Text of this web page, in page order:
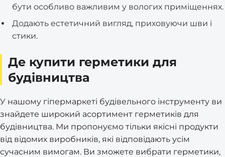
бути особливо важливим у вологих приміщеннях.
Додають естетичний вигляд, приховуючи шви і
стики.
Де купити герметики для
будівництва
У нашому гіпермаркеті будівельного інструменту ви
знайдете широкий асортимент герметиків для
будівництва. Ми пропонуємо тільки якісні продукти
від відомих виробників, які відповідають усім
сучасним вимогам. Ви зможете вибрати герметики,